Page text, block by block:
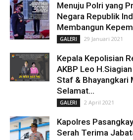
Menuju Polri yang
Negara Republik
Membangun
GALERI 29 Januari 2021
Kepala Kepolisian
AKBP Leo
Staf & Bhayangkari
Selamat...
GALERI 2 April 2021
Kapolres
Serah Terima